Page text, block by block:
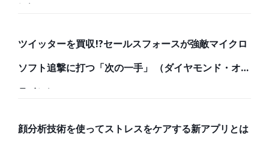
ン）
ツイッターを買収!?セールスフォースが強敵マイクロ
ソフト追撃に打つ「次の一手」 （ダイヤモンド・オン
ライン）
顔分析技術を使ってストレスをケアする新アプリとは